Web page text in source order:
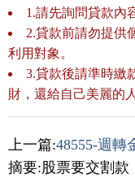
1.請先詢問貸款內
2.貸款前請勿提供
利用對象。
3.貸款後請準時繳
財，還給自己美麗的
上一篇:48555-週轉
摘要:股票要交割款